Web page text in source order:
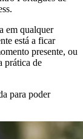
em qualquer
está a ficar
presente, ou
prática de
para poder